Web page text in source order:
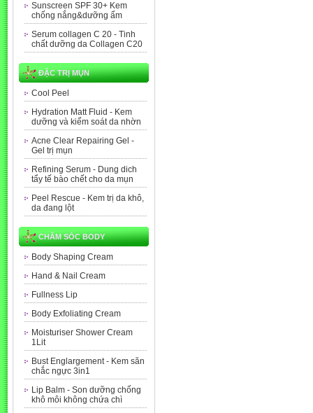
Sunscreen SPF 30+ Kem
chống nắng&dưỡng ẩm
Serum collagen C 20 - Tinh
chất dưỡng da Collagen C20
ĐẶC TRỊ MỤN
Cool Peel
Hydration Matt Fluid - Kem
dưỡng và kiểm soát da nhờn
Acne Clear Repairing Gel -
Gel trị mụn
Refining Serum - Dung dich
tẩy tế bào chết cho da mụn
Peel Rescue - Kem trị da khô,
da đang lột
CHĂM SÓC BODY
Body Shaping Cream
Hand & Nail Cream
Fullness Lip
Body Exfoliating Cream
Moisturiser Shower Cream
1Lit
Bust Englargement - Kem săn
chắc ngực 3in1
Lip Balm - Son dưỡng chống
khô môi không chứa chì